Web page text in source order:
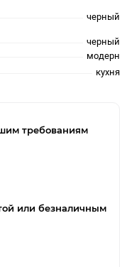
черный
черный
модерн
кухня
требованиям
или безналичным